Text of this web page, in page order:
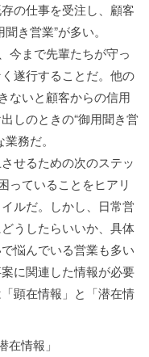
の仕事を受注し、顧客
き営業”が多い。
今まで先輩たちが守っ
遂行することだ。他の
ないと顧客からの信用
しのときの“御用聞き営
務だ。
せるための次のステッ
っていることをヒアリ
ルだ。しかし、日常営
うしたらいいか、具体
悩んでいる営業も多い
に関連した情報が必要
顕在情報」と「潜在情
情報」